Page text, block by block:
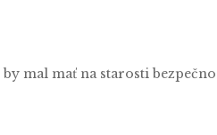
mal mať na starosti